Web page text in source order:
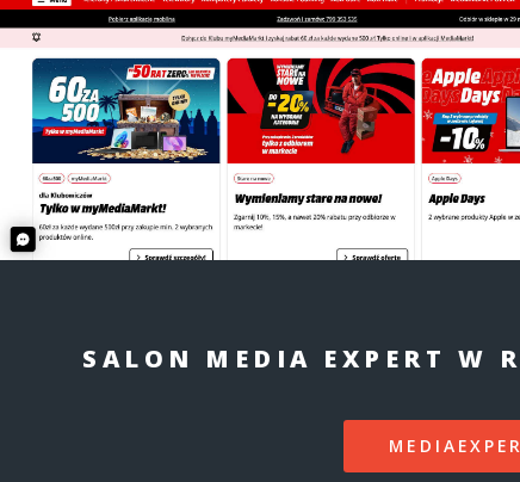
SALON MEDIA EXPERT W